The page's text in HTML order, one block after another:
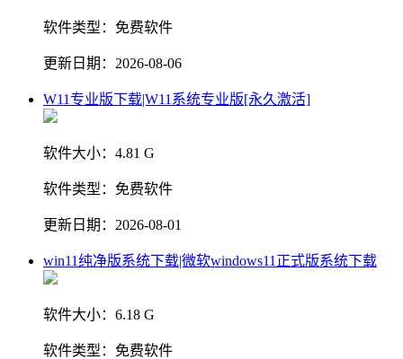
软件类型： 免费软件
更新日期： 2026-08-06
W11专业版下载|W11系统专业版[永久激活]
软件大小： 4.81 G
软件类型： 免费软件
更新日期： 2026-08-01
win11纯净版系统下载|微软windows11正式版系统下载
软件大小： 6.18 G
软件类型： 免费软件